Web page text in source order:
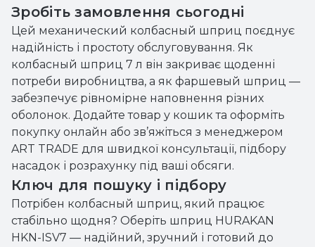
Зробіть замовлення сьогодні
Цей механический колбасный шприц поєднує
надійність і простоту обслуговування. Як
колбасный шприц 7 л він закриває щоденні
потреби виробництва, а як фаршевый шприц —
забезпечує рівномірне наповнення різних
оболонок. Додайте товар у кошик та оформіть
покупку онлайн або зв’яжіться з менеджером
ART TRADE для швидкої консультації, підбору
насадок і розрахунку під ваші обсяги.
Ключ для пошуку і підбору
Потрібен колбасный шприц, який працює
стабільно щодня? Оберіть шприц HURAKAN
HKN-ISV7 — надійний, зручний і готовий до